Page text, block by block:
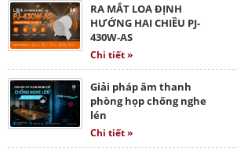
RA MẮT LOA ĐỊNH
HƯỚNG HAI CHIỀU PJ-
430W-AS
Chi tiết »
Giải pháp âm thanh
phòng họp chống nghe
lén
Chi tiết »